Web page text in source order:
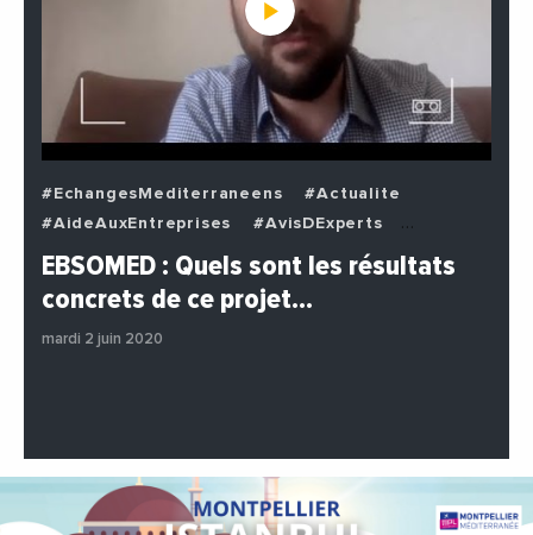
#EchangesMediterraneens
#Actualite
#AideAuxEntreprises
#AvisDExperts
#BuzzNews
#Decideurs
#Entreprises
#Institutions
EBSOMED : Quels sont les résultats
concrets de ce projet…
mardi 2 juin 2020